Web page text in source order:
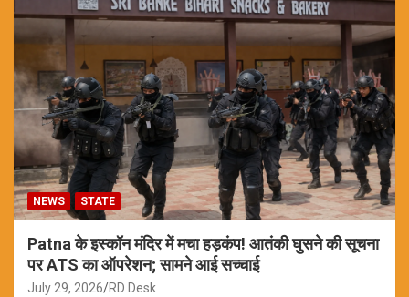
NEWS STATE
Patna के इस्कॉन मंदिर में मचा हड़कंप! आतंकी घुसने की सूचना
पर ATS का ऑपरेशन; सामने आई सच्चाई
July 29, 2026 RD Desk